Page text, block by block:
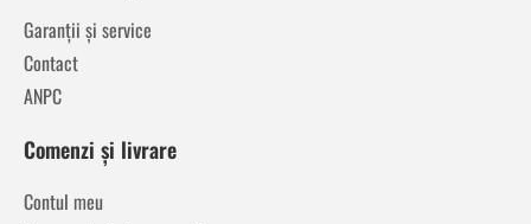
Garanții și service
Contact
ANPC
Comenzi și livrare
Contul meu